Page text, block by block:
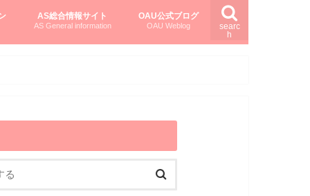
searc
h
AS総合情報サイト
AS General information
OAU公式ブログ
OAU Weblog